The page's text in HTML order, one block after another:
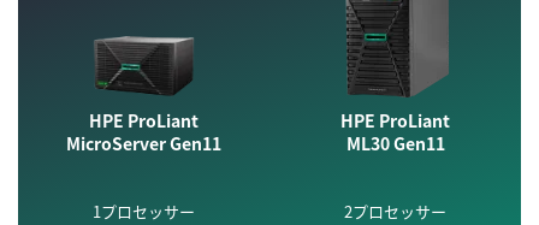
HPE ProLiant
MicroServer Gen11
HPE ProLiant
ML30 Gen11
1プロセッサー 2プロセッサー